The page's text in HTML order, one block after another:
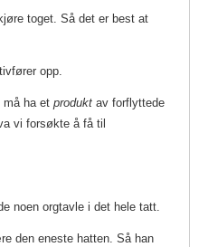
toget. Så det er best at
opp.
må ha et produkt av forflyttede
vi forsøkte å få til
noen orgtavle i det hele tatt.
den eneste hatten. Så han